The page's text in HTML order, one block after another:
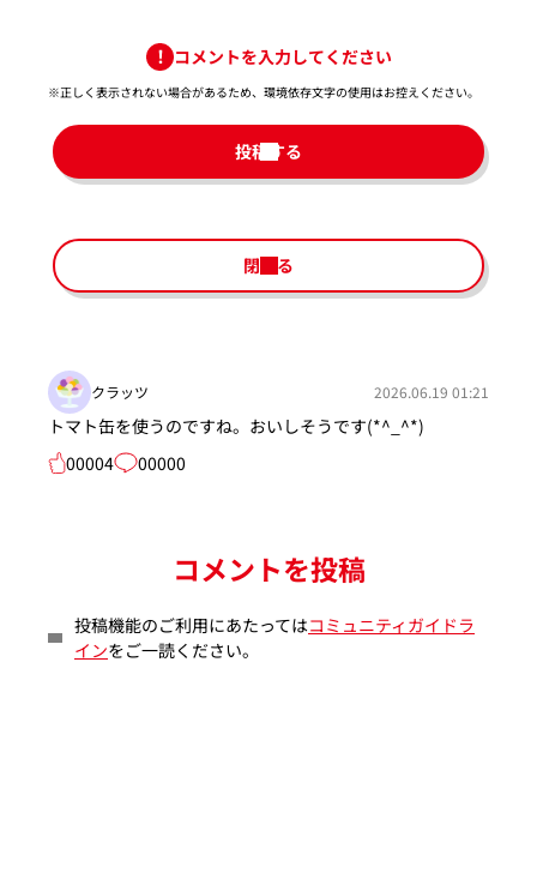
コメントを入力してください
※正しく表示されない場合があるため、環境依存文字の使用はお控えください。​
投稿する
閉じる
クラッツ 2026.06.19 01:21
トマト缶を使うのですね。おいしそうです(*^_^*)
00004
00000
コメントを投稿
投稿機能のご利用にあたってはコミュニティガイドラ
インをご一読ください。